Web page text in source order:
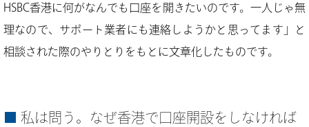
HSBC香港に何がなんでも口座を開きたいのです。一人じゃ無
理なので、サポート業者にも連絡しようかと思ってます」と
相談された際のやりとりをもとに文章化したものです。
私は問う。なぜ香港で口座開設をしなければ